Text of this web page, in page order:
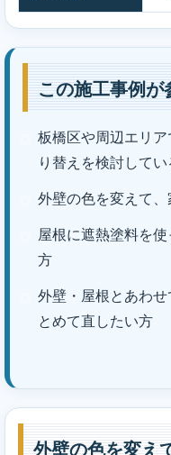
この施工事例が
板橋区や周辺エリ
り替えを検討してい
外壁の色を変えて
屋根に遮熱塗料を
方
外壁・屋根とあわ
とめて直したい方
外壁の色を変え